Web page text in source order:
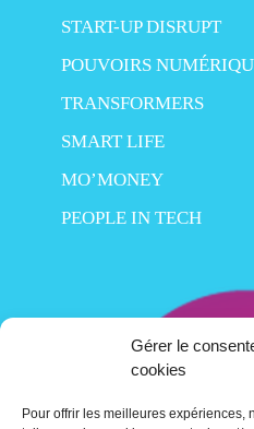
Gérer le
cookies
Pour offrir les meilleures expériences,
START-UP DISRUPT
POUVOIRS
TRANSFORMERS
SMART LIFE
MO’MONEY
PEOPLE IN TECH